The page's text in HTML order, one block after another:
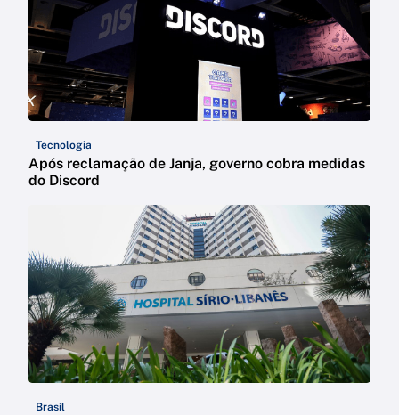
Tecnologia
Após reclamação de Janja, governo cobra medidas
do Discord
Brasil